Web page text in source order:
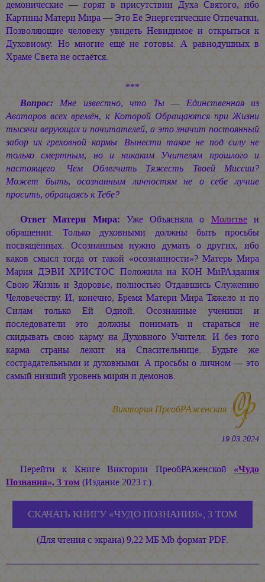
демонические — горят в присутствии Духа Святого, ибо
Картины Матери Мира — Это Её Энергетические Отпечатки,
Позволяющие человеку увидеть Невидимое и открыться к
Духовному. Но многие ещё не готовы. А равнодушных в
Храме Света не остаётся.
***
Вопрос: Мне известно, что Ты — Единственная из
Аватаров всех времён, к Которой Обращаются при Жизни
тысячи верующих и почитателей, а это значит постоянный
забор их греховной кармы. Вынести такое не под силу не
только смертным, но и никаким Учителям прошлого и
настоящего. Чем Облегчить Тяжесть Твоей Миссии?
Может быть, осознанным личностям не о себе лучше
просить, обращаясь к Тебе?
Ответ Матери Мира: Уже Объясняла о Молитвеи
обращении. Только духовными должны быть просьбы
посвящённых. Осознанным нужно думать о других, ибо
каков смысл тогда от такой «осознанности»? Матерь Мира
Мария ДЭВИ ХРИСТОС Положила на КОН МиРАздания
Свою Жизнь и Здоровье, полностью Отдавшись Служению
Человечеству. И, конечно, Бремя Матери Мира Тяжело и по
Силам только Ей Одной. Осознанные ученики и
последователи это должны понимать и стараться не
скидывать свою карму на Духовного Учителя. И без того
карма страны лежит на Спасительнице. Будьте же
сострадательными и духовными. А просьбы о личном — это
самый низший уровень мирян и демонов.
Виктория ПреобРАженская
19.03.2024
Перейти к Книге Виктории ПреобРАженской «Чудо
Познания», 3 том(Издание 2023 г.).
СКАЧАТЬ КНИГУ «ЧУДО ПОЗНАНИЯ», 3 ТОМ
(Для чтения с экрана) 9,22 МБ Mb формат PDF.